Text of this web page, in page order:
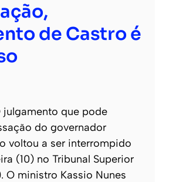
de Castro é
que pode
do governador
voltou a ser interrompido
(10) no Tribunal Superior
O ministro Kassio Nunes